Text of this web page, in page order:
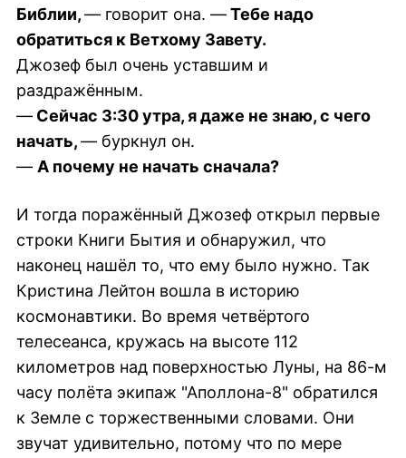
Библии,— говорит она. —Тебе надо
обратиться к Ветхому Завету.
Джозеф был очень уставшим и
раздражённым.
—Сейчас 3:30 утра, я даже не знаю, с чего
начать,— буркнул он.
— А почему не начать сначала?
И тогда поражённый Джозеф открыл первые
строки Книги Бытия и обнаружил, что
наконец нашёл то, что ему было нужно. Так
Кристина Лейтон вошла в историю
космонавтики. Во время четвёртого
телесеанса, кружась на высоте 112
километров над поверхностью Луны, на 86-м
часу полёта экипаж "Аполлона-8" обратился
к Земле с торжественными словами. Они
звучат удивительно, потому что по мере